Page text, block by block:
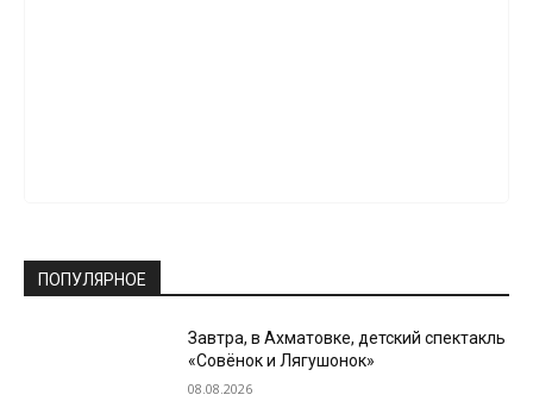
ПОПУЛЯРНОЕ
Завтра, в Ахматовке, детский спектакль
«Совёнок и Лягушонок»
08.08.2026